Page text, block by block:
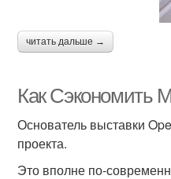
читать дальше →
Как Сэкономить
Основатель выставки
проекта.
Это вполне по-